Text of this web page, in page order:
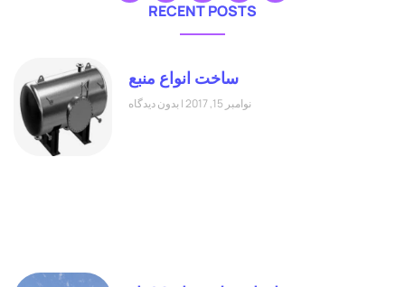
RECENT POSTS
ساخت انواع منبع
نوامبر 15, 2017 بدون دیدگاه